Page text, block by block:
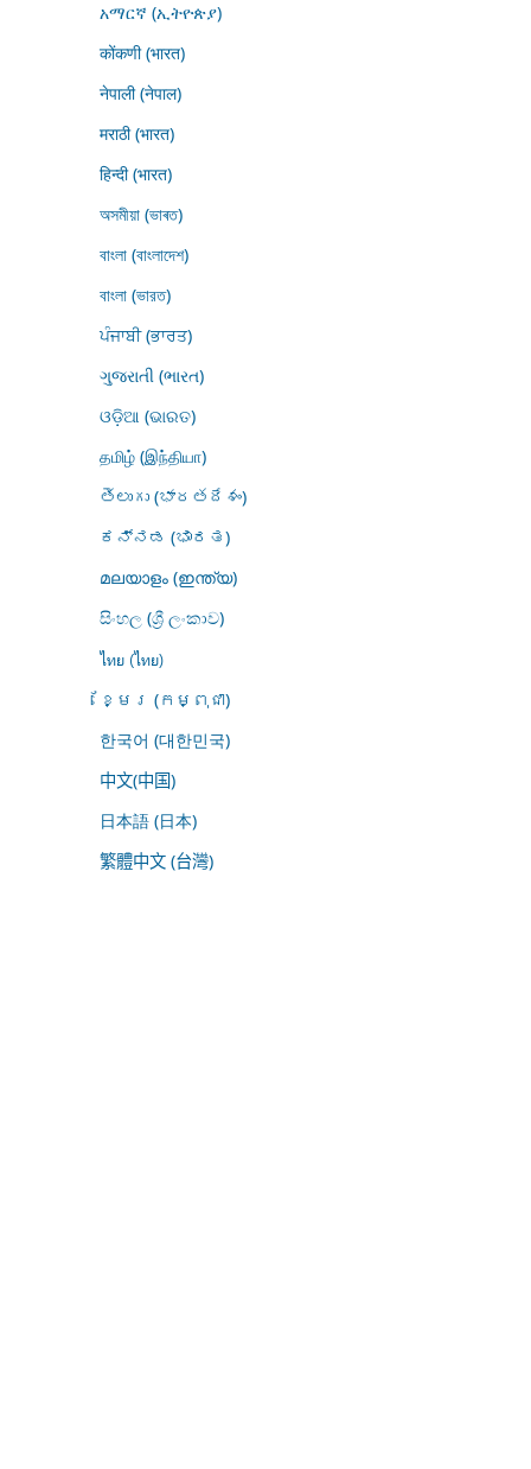
አማርኛ (ኢትዮጵያ)
कोंकणी (भारत)
नेपाली (नेपाल)
मराठी (भारत)
हिन्दी (भारत)
অসমীয়া (ভাৰত)
বাংলা (বাংলাদেশ)
বাংলা (ভারত)
ਪੰਜਾਬੀ (ਭਾਰਤ)
ગુજરાતી (ભારત)
ଓଡ଼ିଆ (ଭାରତ)
தமிழ் (இந்தியா)
తెలుగు (భారతదేశం)
ಕನ್ನಡ (ಭಾರತ)
മലയാളം (ഇന്ത്യ)
සිංහල (ශ්‍රී ලංකාව)
ไทย (ไทย)
ខ្មែរ (កម្ពុជា)
한국어 (대한민국)
中文(中国)
日本語 (日本)
繁體中文 (台灣)